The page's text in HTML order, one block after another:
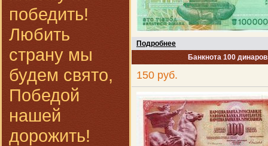
победить!
Любить
страну мы
будем свято,
Победой
нашей
дорожить!
Подробнее
Банкнота 100
150 руб.